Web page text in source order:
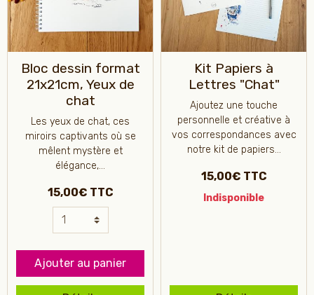
Bloc dessin format
21x21cm, Yeux de
chat
Les yeux de chat, ces
miroirs captivants où se
mêlent mystère et
élégance,...
15,00€ TTC
Ajouter au panier
Kit Papiers à
Lettres "Chat"
Ajoutez une touche
personnelle et créative à
vos correspondances avec
notre kit de papiers...
15,00€ TTC
Indisponible